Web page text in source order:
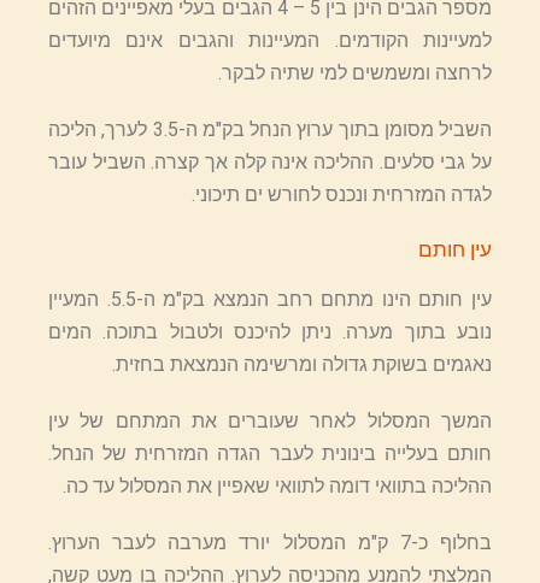
מספר הגבים הינן בין 5 – 4 הגבים בעלי מאפיינים הזהים
למעיינות הקודמים. המעיינות והגבים אינם מיועדים
לרחצה ומשמשים למי שתיה לבקר.
השביל מסומן בתוך ערוץ הנחל בק"מ ה-3.5 לערך, הליכה
על גבי סלעים. ההליכה אינה קלה אך קצרה. השביל עובר
לגדה המזרחית ונכנס לחורש ים תיכוני.
עין חותם
עין חותם הינו מתחם רחב הנמצא בק"מ ה-5.5. המעיין
נובע בתוך מערה. ניתן להיכנס ולטבול בתוכה. המים
נאגמים בשוקת גדולה ומרשימה הנמצאת בחזית.
המשך המסלול לאחר שעוברים את המתחם של עין
חותם בעלייה בינונית לעבר הגדה המזרחית של הנחל.
ההליכה בתוואי דומה לתוואי שאפיין את המסלול עד כה.
בחלוף כ-7 ק"מ המסלול יורד מערבה לעבר הערוץ.
המלצתי להמנע מהכניסה לערוץ. ההליכה בו מעט קשה,